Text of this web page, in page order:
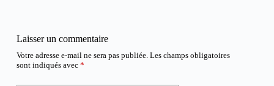
Laisser un commentaire
Votre adresse e-mail ne sera pas publiée. Les champs obligatoires
sont indiqués avec *